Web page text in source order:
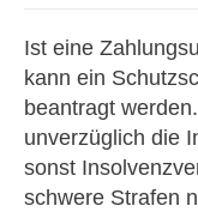
Ist eine
kann ein
beantragt
unverzüglich die
sonst
schwere Strafen